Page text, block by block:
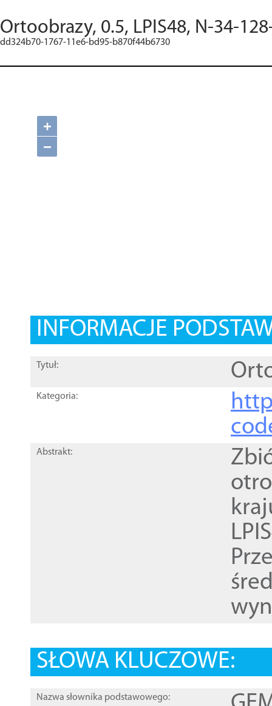
Ortoobrazy, 0.5, LPIS48, N-34-
dd324b70-1767-11e6-bd95-b870f44b6730
+
−
INFORMACJE
Tytuł:
Kategoria:
Abstrakt:
SŁOWA KLUCZOWE:
Nazwa słownika podstawowego: